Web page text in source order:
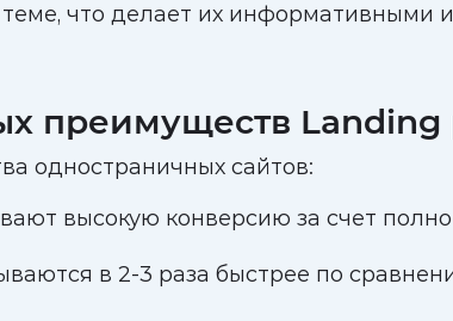
что делает их информативными
преимуществ Landing
одностраничных сайтов:
высокую конверсию за счет
в 2-3 раза быстрее по